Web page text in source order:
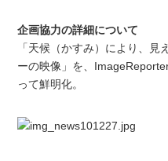
企画協力の詳細について
「天候（かすみ）により、見
ーの映像」を、
って鮮明化。